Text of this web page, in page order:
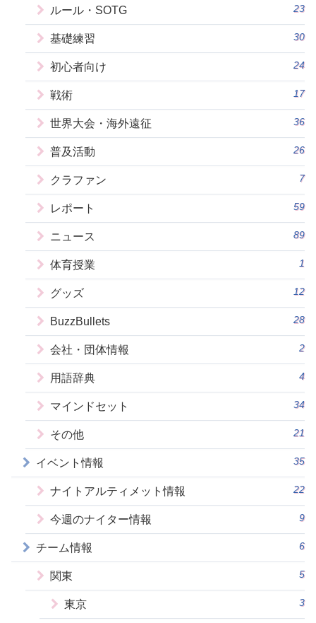
ルール・SOTG 23
基礎練習 30
初心者向け 24
戦術 17
世界大会・海外遠征 36
普及活動 26
クラファン 7
レポート 59
ニュース 89
体育授業 1
グッズ 12
BuzzBullets 28
会社・団体情報 2
用語辞典 4
マインドセット 34
その他 21
イベント情報 35
ナイトアルティメット情報 22
今週のナイター情報 9
チーム情報 6
関東 5
東京 3